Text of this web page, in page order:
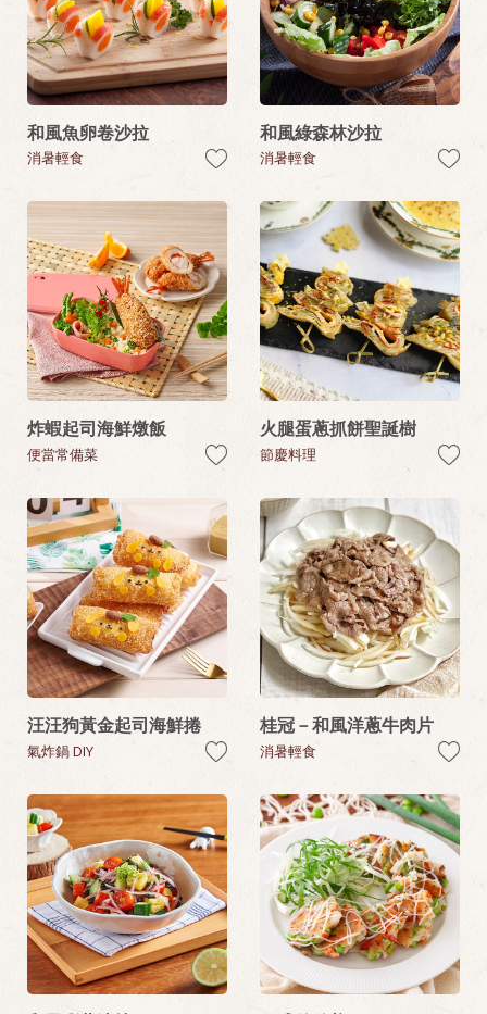
和風魚卵卷沙拉
消暑輕食
和風綠森林沙拉
消暑輕食
炸蝦起司海鮮燉飯
便當常備菜
火腿蛋蔥抓餅聖誕樹
節慶料理
汪汪狗黃金起司海鮮捲
氣炸鍋 DIY
桂冠－和風洋蔥牛肉片
消暑輕食